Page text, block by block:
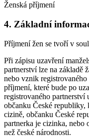
Ženská příjmení
4. Základní
Příjmení žen se tvoří v
Při zápisu uzavření
partnerství lze na základě
nebo vznik
příjmení, které bude po
registrovaného
občanku České republiky,
cizině, občanku České
partnerka je cizinka, nebo
než české národnosti.